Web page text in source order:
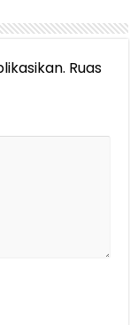
Ruas